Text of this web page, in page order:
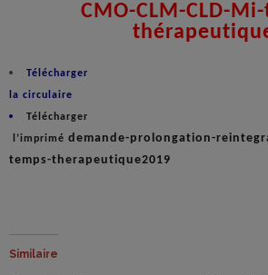
CMO-CLM-CLD-
Télécharger
la circulaire
Télécharger
l’imprimé demande-prolongation-
temps-therapeutique2019
Similaire